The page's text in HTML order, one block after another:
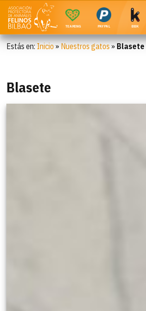
TEAMING PAYPAL BBK
Estás en: Inicio » Nuestros gatos » Blasete
Blasete